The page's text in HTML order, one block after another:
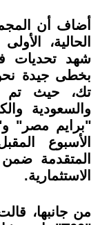
أضاف أن
الحالية،
شهد تحديات
بخطى جيدة نحو
تك، حيث تم
والسعودية
"برايم مصر"
الأسبوع
المتقدمة
الاستثمارية.
من جانبها،